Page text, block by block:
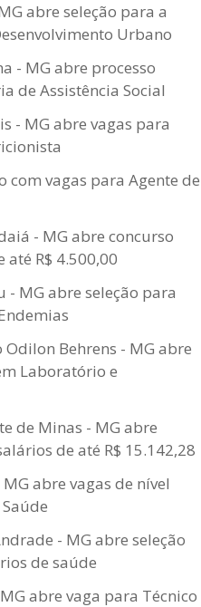
abre seleção para a
Urbano
- MG abre processo
de Assistência Social
- MG abre vagas para
com vagas para Agente de
- MG abre concurso
R$ 4.500,00
MG abre seleção para
Behrens - MG abre
Laboratório e
de Minas - MG abre
de até R$ 15.142,28
abre vagas de nível
- MG abre seleção
de saúde
abre vaga para Técnico